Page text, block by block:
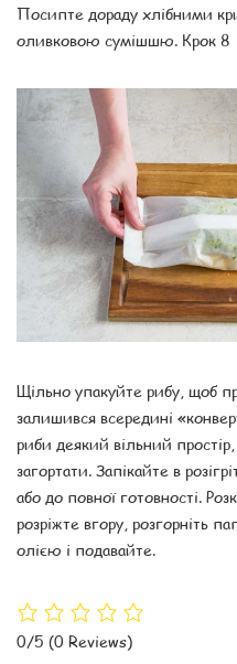
Посипте дораду хлібними
оливковою сумішшю. Крок 8
Щільно упакуйте рибу, щоб
залишився всередині
риби деякий вільний
загортати. Запікайте в
або до повної готовності.
розріжте вгору, розгорніть
олією і подавайте.
0/5 (0 Reviews)